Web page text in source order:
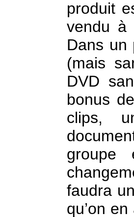
produit
vendu à
Dans un
(mais
DVD
bonus
clips,
groupe
faudra
qu’on